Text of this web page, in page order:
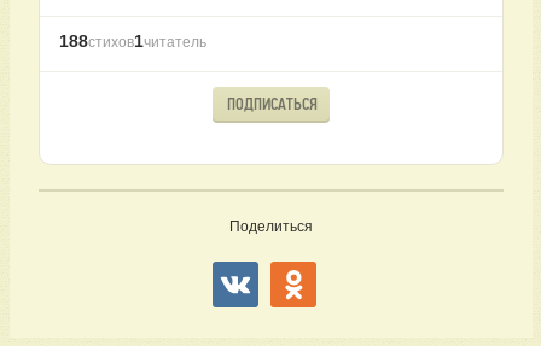
188стихов1читатель
ПОДПИСАТЬСЯ
Поделиться